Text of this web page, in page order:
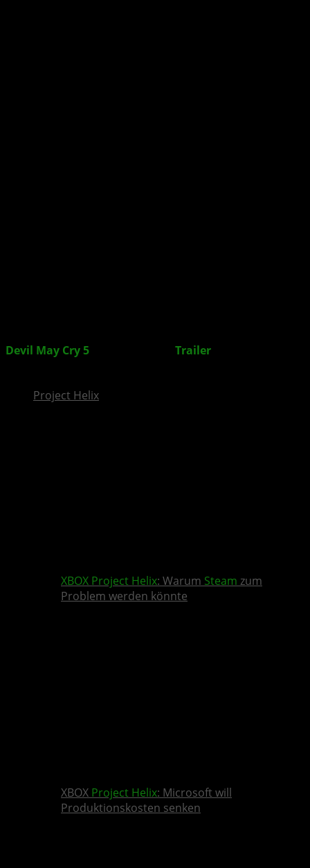
Devil May Cry 5 Trailer
Project Helix
XBOX Project Helix: Warum Steam zum
Problem werden könnte
XBOX Project Helix: Microsoft will
Produktionskosten senken